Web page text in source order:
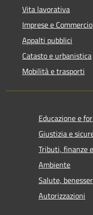
Vita lavorativa
Imprese e Commercio
Appalti pubblici
Catasto e urbanistica
Mobilità e trasporti
Educazione e
Giustizia e
Tributi, finanze
Ambiente
Salute,
Autorizzazioni